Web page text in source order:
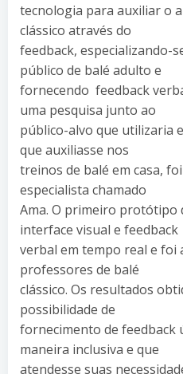
tecnologia para auxiliar o
clássico através do
feedback, especializando-
público de balé adulto e
fornecendo feedback
uma pesquisa junto ao
público-alvo que utilizaria
que auxiliasse nos
treinos de balé em casa,
especialista chamado
Ama. O primeiro protótipo
interface visual e feedback
verbal em tempo real e foi
professores de balé
clássico. Os resultados
possibilidade de
fornecimento de feedback
maneira inclusiva e que
atendesse suas